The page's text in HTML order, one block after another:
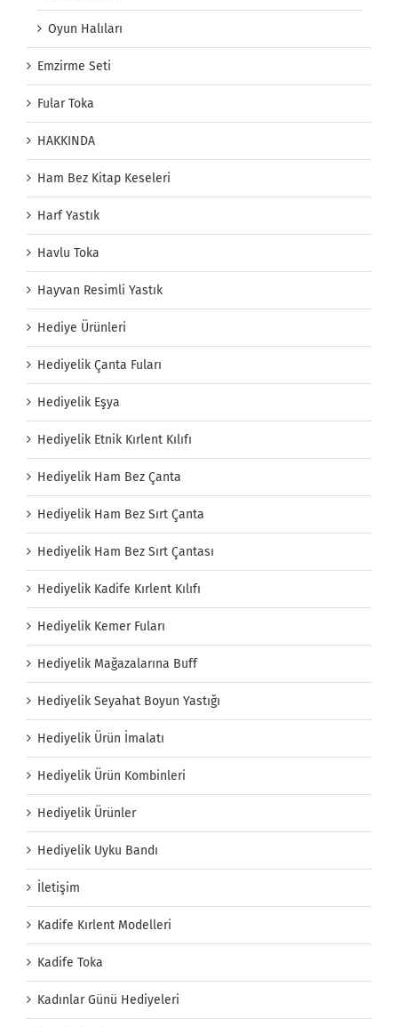
Oyun Halıları
Emzirme Seti
Fular Toka
HAKKINDA
Ham Bez Kitap Keseleri
Harf Yastık
Havlu Toka
Hayvan Resimli Yastık
Hediye Ürünleri
Hediyelik Çanta Fuları
Hediyelik Eşya
Hediyelik Etnik Kırlent Kılıfı
Hediyelik Ham Bez Çanta
Hediyelik Ham Bez Sırt Çanta
Hediyelik Ham Bez Sırt Çantası
Hediyelik Kadife Kırlent Kılıfı
Hediyelik Kemer Fuları
Hediyelik Mağazalarına Buff
Hediyelik Seyahat Boyun Yastığı
Hediyelik Ürün İmalatı
Hediyelik Ürün Kombinleri
Hediyelik Ürünler
Hediyelik Uyku Bandı
İletişim
Kadife Kırlent Modelleri
Kadife Toka
Kadınlar Günü Hediyeleri